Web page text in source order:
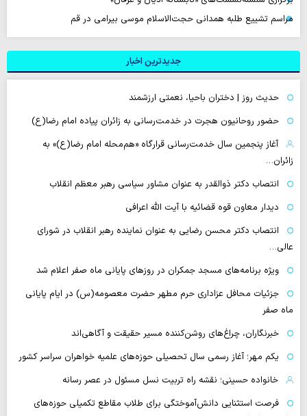
مراسم تشییع طلبه همدانی حجت‌الاسلام موسی بیرامی در قم
جدیدترین اخبار
حدیث روز | دختران باحیا، نعمتی ارزشمند
حضور روحانیون هجرت در خدمت‌رسانی به زائران پیاده امام رضا(ع)
آغاز پنجمین سال خدمت‌رسانی قرارگاه «هم‌محله امام رضا(ع)» به
زائران…
انتصاب دکتر ذوالقدر به عنوان مشاور سیاسی رهبر معظم انقلاب
دیدار معاون قوه قضائیه با آیت الله اعرافی
انتصاب دکتر محسن رضایی به عنوان نماینده رهبر انقلاب در شورای
عالی…
‌ویژه برنامه‌های مسجد جمکران در روزهای پایانی ماه صفر اعلام شد
جزئیات محافل عزاداری حرم مطهر حضرت معصومه(س) در ایام پایانی
ماه صفر
خبرنگاران، چراغ‌های روشن‌کننده مسیر حقیقت و آگاهی‌اند
یکم مهر؛ آغاز رسمی سال تحصیلی حوزه‌های علمیه خواهران سراسر کشور
خانواده حسینی؛ نقشه راه تربیت نسل مسئول در عصر رسانه
فرصت استثنایی دانش‌آموختگی برای طلاب مقاطع تکمیلی حوزه‌های